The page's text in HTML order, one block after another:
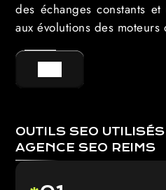
des échanges constants
aux évolutions des
OUTILS SEO
AGENCE SEO REIMS